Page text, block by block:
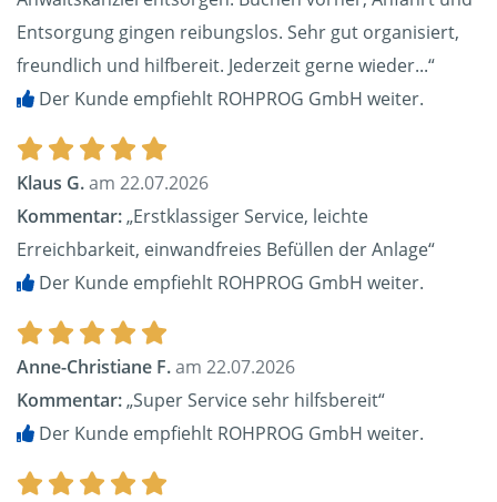
Entsorgung gingen reibungslos. Sehr gut organisiert,
freundlich und hilfbereit. Jederzeit gerne wieder...“
Der Kunde empfiehlt ROHPROG GmbH weiter.
Klaus G.am 22.07.2026
Kommentar:„Erstklassiger Service, leichte
Erreichbarkeit, einwandfreies Befüllen der Anlage“
Der Kunde empfiehlt ROHPROG GmbH weiter.
Anne-Christiane F.am 22.07.2026
Kommentar:„Super Service sehr hilfsbereit“
Der Kunde empfiehlt ROHPROG GmbH weiter.